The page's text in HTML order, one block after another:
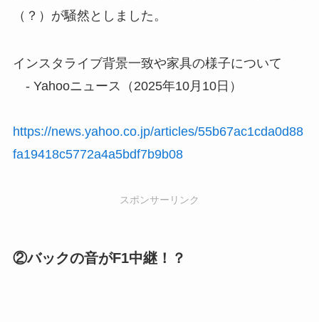
（？）が騒然としました。
インスタライブ背景一致や家具の様子について
- Yahooニュース（2025年10月10日）
https://news.yahoo.co.jp/articles/55b67ac1cda0d88
fa19418c5772a4a5bdf7b9b08
スポンサーリンク
②バックの音がF1中継！？